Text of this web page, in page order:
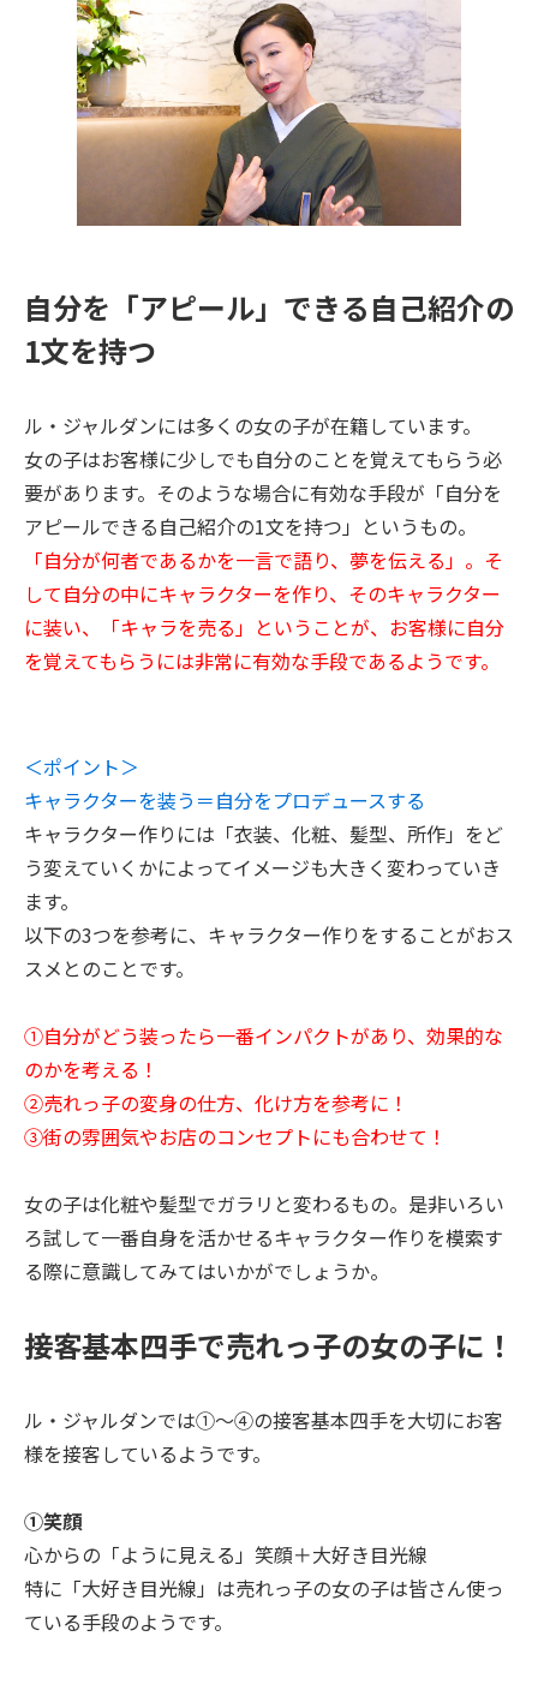
自分を「アピール」できる自己紹介の
1文を持つ
ル・ジャルダンには多くの女の子が在籍しています。
女の子はお客様に少しでも自分のことを覚えてもらう必
要があります。そのような場合に有効な手段が「自分を
アピールできる自己紹介の1文を持つ」というもの。
「自分が何者であるかを一言で語り、夢を伝える」。そ
して自分の中にキャラクターを作り、そのキャラクター
に装い、「キャラを売る」ということが、お客様に自分
を覚えてもらうには非常に有効な手段であるようです。
＜ポイント＞
キャラクターを装う＝自分をプロデュースする
キャラクター作りには「衣装、化粧、髪型、所作」をど
う変えていくかによってイメージも大きく変わっていき
ます。
以下の3つを参考に、キャラクター作りをすることがおス
スメとのことです。
①自分がどう装ったら一番インパクトがあり、効果的な
のかを考える！
②売れっ子の変身の仕方、化け方を参考に！
③街の雰囲気やお店のコンセプトにも合わせて！
女の子は化粧や髪型でガラリと変わるもの。是非いろい
ろ試して一番自身を活かせるキャラクター作りを模索す
る際に意識してみてはいかがでしょうか。
接客基本四手で売れっ子の女の子に！
ル・ジャルダンでは①～④の接客基本四手を大切にお客
様を接客しているようです。
①笑顔
心からの「ように見える」笑顔＋大好き目光線
特に「大好き目光線」は売れっ子の女の子は皆さん使っ
ている手段のようです。